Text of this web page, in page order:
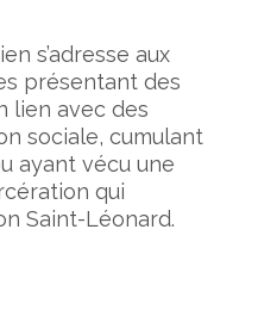
s’adresse aux
présentant des
lien avec des
sociale, cumulant
ayant vécu une
qui
Saint-Léonard.